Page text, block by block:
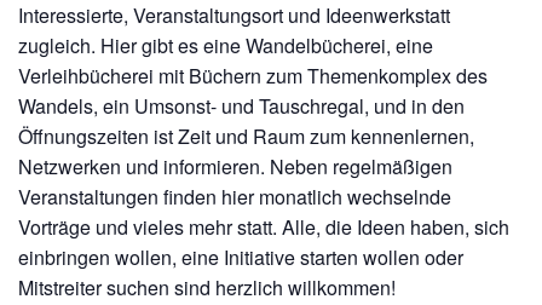
Interessierte, Veranstaltungsort und Ideenwerkstatt
zugleich. Hier gibt es eine Wandelbücherei, eine
Verleihbücherei mit Büchern zum Themenkomplex des
Wandels, ein Umsonst- und Tauschregal, und in den
Öffnungszeiten ist Zeit und Raum zum kennenlernen,
Netzwerken und informieren. Neben regelmäßigen
Veranstaltungen finden hier monatlich wechselnde
Vorträge und vieles mehr statt. Alle, die Ideen haben, sich
einbringen wollen, eine Initiative starten wollen oder
Mitstreiter suchen sind herzlich willkommen!